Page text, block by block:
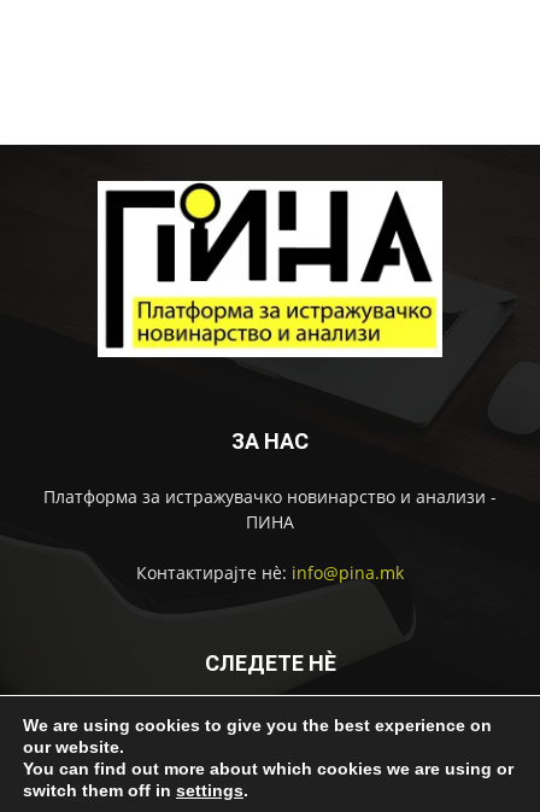
ЗА НАС
Платформа за истражувачко новинарство и анализи -
ПИНА
Контактирајте нѐ: info@pina.mk
СЛЕДЕТЕ НЀ
We are using cookies to give you the best experience on
our website.
You can find out more about which cookies we are using or
switch them off in settings.